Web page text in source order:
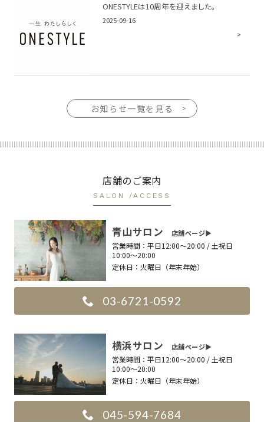
ONESTYLEは10周年を迎えました。
2025-09-16
お知らせ一覧を見る
店舗のご案内
SALON /ACCESS
青山サロン 店舗ページ▶︎
営業時間： 平日12:00〜20:00 / 土祝日
10:00〜20:00
定休日： 火曜日（年末年始）
03-6721-0592
横浜サロン 店舗ページ▶︎
営業時間： 平日12:00〜20:00 / 土祝日
10:00〜20:00
定休日： 火曜日（年末年始）
045-594-7684